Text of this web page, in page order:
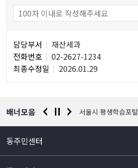
당
자
정
담당부서
재산세과
전화번호
02-2627-1234
최종수정일
2026.01.29
배너모음
찰청 유실물 통합포털 서울시 평생학습포털
동주민센터